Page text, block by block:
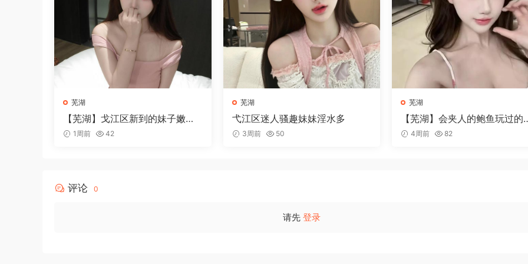
芜湖
【芜湖】戈江区新到的妹子嫩逼
不等人
1周前 42
芜湖
弋江区迷人骚趣妹妹淫水多
3周前 50
芜湖
【芜湖】会夹人的鲍鱼玩过的
说好4周前 82
评论 0
请先 登录